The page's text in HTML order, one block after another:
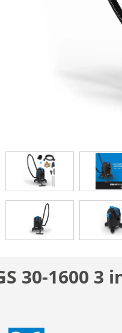
30-1600 3